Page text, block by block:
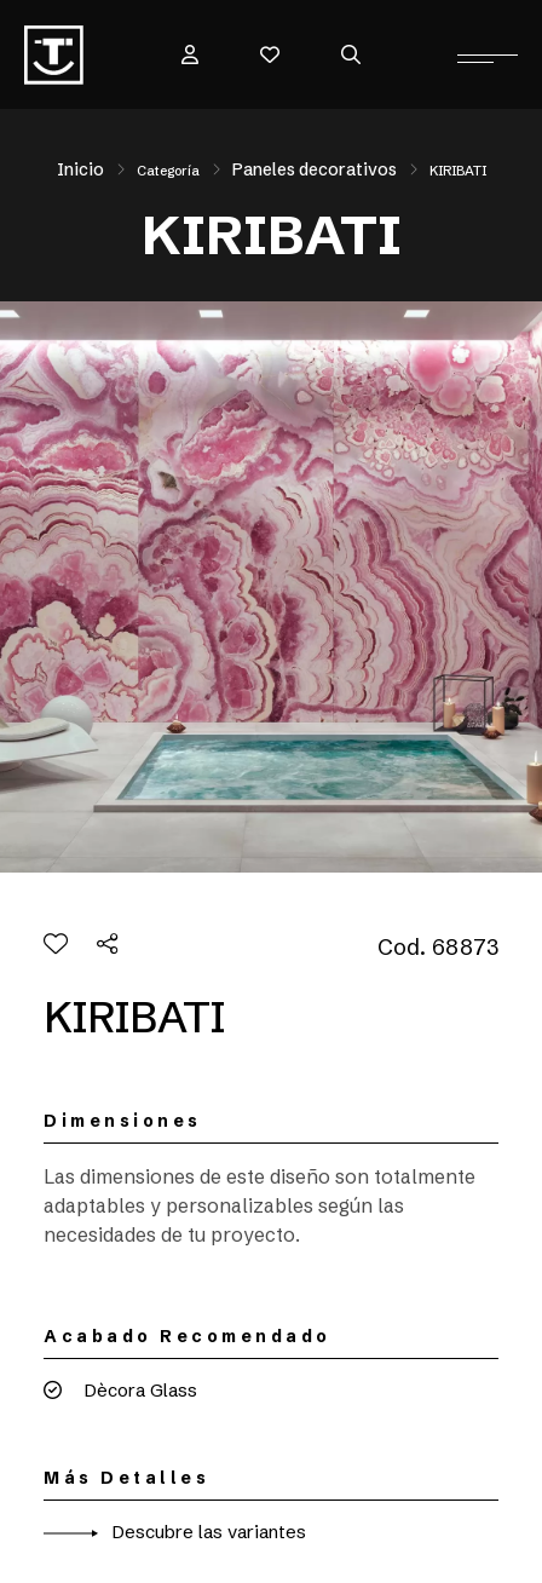
Inicio Categoría Paneles decorativos KIRIBATI
KIRIBATI
Cod. 68873
KIRIBATI
Dimensiones
Las dimensiones de este diseño son totalmente
adaptables y personalizables según las
necesidades de tu proyecto.
Acabado Recomendado
Dècora Glass
Más Detalles
Descubre las variantes